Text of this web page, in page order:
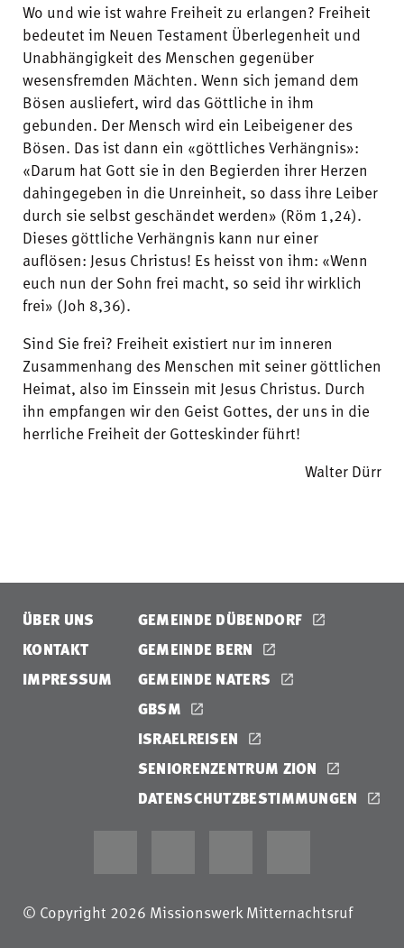
Wo und wie ist wahre Freiheit zu erlangen? Freiheit
bedeutet im Neuen Testament Überlegenheit und
Unabhängigkeit des Menschen gegenüber
wesensfremden Mächten. Wenn sich jemand dem
Bösen ausliefert, wird das Göttliche in ihm
gebunden. Der Mensch wird ein Leibeigener des
Bösen. Das ist dann ein «göttliches Verhängnis»:
«Darum hat Gott sie in den Begierden ihrer Herzen
dahingegeben in die Unreinheit, so dass ihre Leiber
durch sie selbst geschändet werden» (Röm 1,24).
Dieses göttliche Verhängnis kann nur einer
auflösen: Jesus Christus! Es heisst von ihm: «Wenn
euch nun der Sohn frei macht, so seid ihr wirklich
frei» (Joh 8,36).
Sind Sie frei? Freiheit existiert nur im inneren
Zusammenhang des Menschen mit seiner göttlichen
Heimat, also im Einssein mit Jesus Christus. Durch
ihn empfangen wir den Geist Gottes, der uns in die
herrliche Freiheit der Gotteskinder führt!
Walter Dürr
ÜBER UNS
KONTAKT
IMPRESSUM
GEMEINDE DÜBENDORF
GEMEINDE BERN
GEMEINDE NATERS
GBSM
ISRAELREISEN
SENIORENZENTRUM ZION
DATENSCHUTZBESTIMMUNGEN
© Copyright 2026 Missionswerk Mitternachtsruf